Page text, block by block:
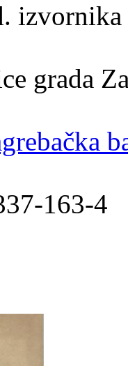
grada
163-4